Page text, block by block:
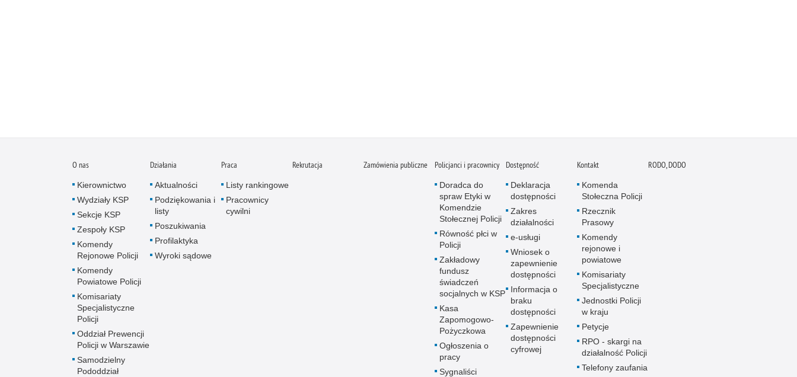
O nas
Kierownictwo
Wydziały KSP
Sekcje KSP
Zespoły KSP
Komendy
Rejonowe Policji
Komendy
Powiatowe Policji
Komisariaty
Specjalistyczne
Policji
Oddział Prewencji
Policji w Warszawie
Samodzielny
Pododdział
Działania
Aktualności
Podziękowania i
listy
Poszukiwania
Profilaktyka
Wyroki sądowe
Praca
Listy rankingowe
Pracownicy
cywilni
Rekrutacja Zamówienia publiczne Policjanci i pracownicy
Doradca do
spraw Etyki w
Komendzie
Stołecznej Policji
Równość płci w
Policji
Zakładowy
fundusz
świadczeń
socjalnych w KSP
Kasa
Zapomogowo-
Pożyczkowa
Ogłoszenia o
pracy
Sygnaliści
Dostępność
Deklaracja
dostępności
Zakres
działalności
e-usługi
Wniosek o
zapewnienie
dostępności
Informacja o
braku
dostępności
Zapewnienie
dostępności
cyfrowej
Kontakt
Komenda
Stołeczna Policji
Rzecznik
Prasowy
Komendy
rejonowe i
powiatowe
Komisariaty
Specjalistyczne
Jednostki Policji
w kraju
Petycje
RPO - skargi na
działalność Policji
Telefony zaufania
RODO, DODO